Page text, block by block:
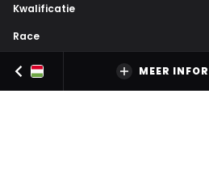
Kwalificatie
Race
MEER